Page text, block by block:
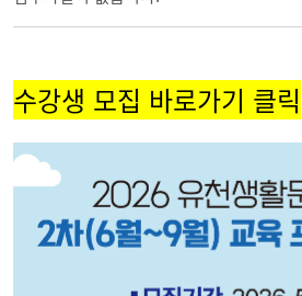
수강생 모집 바로가기 클릭